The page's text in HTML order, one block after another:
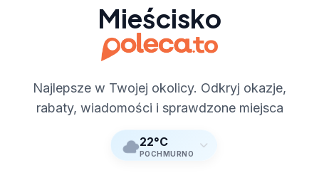
Mieścisko
Najlepsze w Twojej okolicy. Odkryj okazje,
rabaty, wiadomości i sprawdzone miejsca
22°C
POCHMURNO